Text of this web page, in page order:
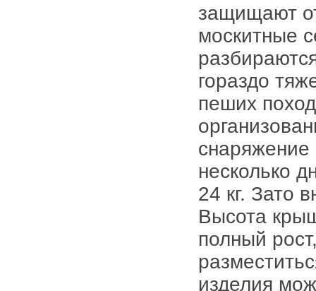
защищают
москитные
гораздо
пеших
снаряжение
несколько
24 кг. Зато
Высота
полный
изделия